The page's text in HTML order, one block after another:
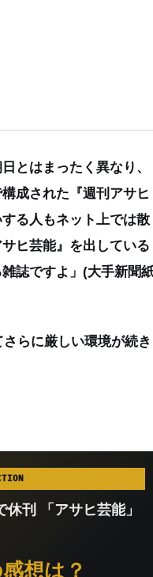
とはまったく異なり、
成された『週刊アサヒ
る人もネット上では散
ヒ芸能』を出している
誌ですよ」 (大手新聞
らに厳しい環境が続き
休刊 「アサヒ芸能」
想は？